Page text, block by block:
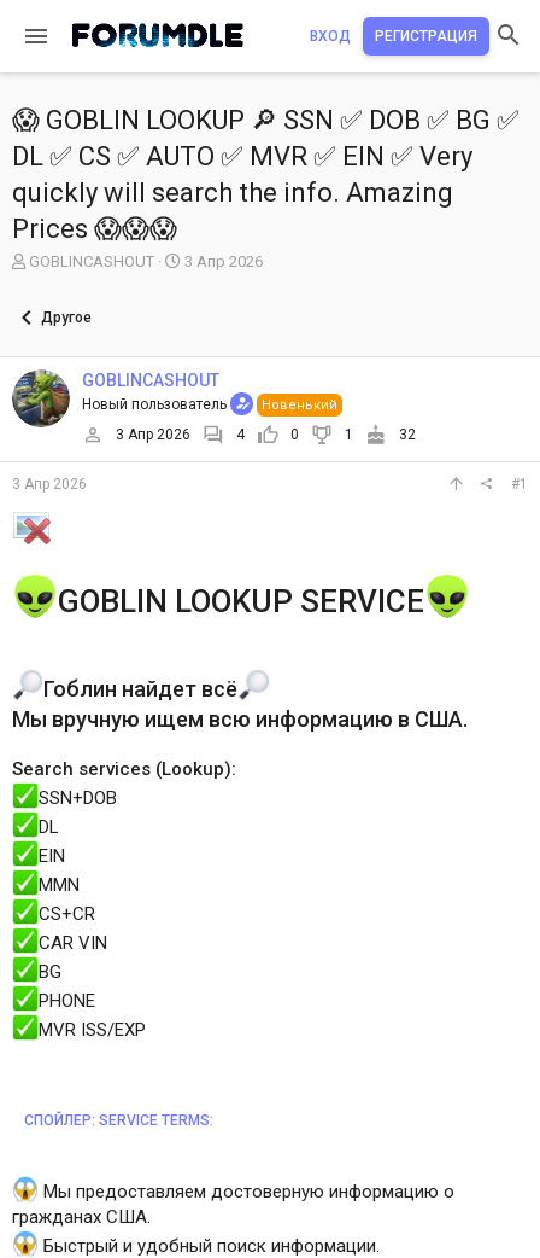
ВХОД РЕГИСТРАЦИЯ
😱 GOBLIN LOOKUP 🔎 SSN ✅ DOB ✅ BG ✅
DL ✅ CS ✅ AUTO ✅ MVR ✅ EIN ✅ Very
quickly will search the info. Amazing
Prices 😱😱😱
А
о
т
е
м
GOBLINCASHOUT
Д
а
ч
а
л
3 Апр 2026
Другое
GOBLINCASHOUT
Новый пользователь Новенький
3 Апр 2026 4 0 1 32
3 Апр 2026 #1
GOBLIN LOOKUP SERVICE
Гоблин найдет всё
Мы вручную ищем всю информацию в США.
Search services (Lookup):
SSN+DOB
DL
EIN
MMN
CS+CR
CAR VIN
BG
PHONE
MVR ISS/EXP
СПОЙЛЕР: SERVICE TERMS:
Мы предоставляем достоверную информацию о
гражданах США.
Быстрый и удобный поиск информации.